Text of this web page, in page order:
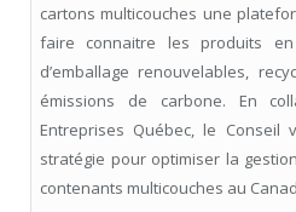
cartons multicouches une
faire connaitre les produits
d’emballage renouvelables,
émissions de carbone. En
Entreprises Québec, le Conseil
stratégie pour optimiser la
contenants multicouches au